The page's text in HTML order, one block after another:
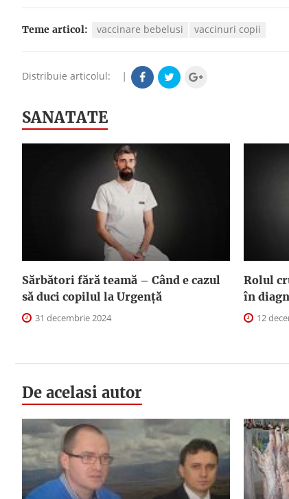
Teme articol: vaccinare bebelusi vaccinuri copii
Distribuie articolul: |
SANATATE
Sărbători fără teamă – Când e cazul
să duci copilul la Urgență
31 decembrie 2024
Rolul
în
12
De acelasi autor